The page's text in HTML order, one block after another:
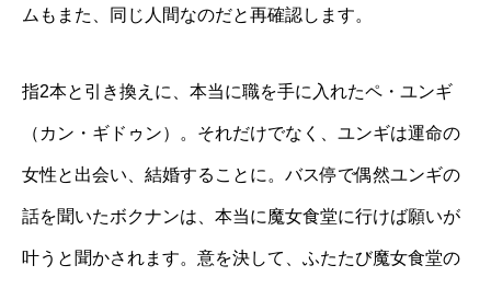
ムもまた、同じ人間なのだと再確認します。
指2本と引き換えに、本当に職を手に入れたペ・ユンギ
（カン・ギドゥン）。それだけでなく、ユンギは運命の
女性と出会い、結婚することに。バス停で偶然ユンギの
話を聞いたボクナンは、本当に魔女食堂に行けば願いが
叶うと聞かされます。意を決して、ふたたび魔女食堂の